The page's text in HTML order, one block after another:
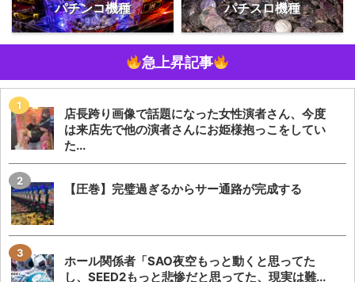
パチンコ機種 パチスロ機種
急上昇記事
店長跨り画像で話題になった女性演者さん、今度
は来店先で他の演者さんにお姫様抱っこをしてい
た...
【圧巻】完璧過ぎるからサー通路が完成する
ホール関係者「SAO夜空もっと動くと思ってた
し、SEED2もっと悲惨だと思ってた、現実は難...